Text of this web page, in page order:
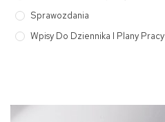
Sprawozdania
Wpisy Do Dziennika I Plany Pracy